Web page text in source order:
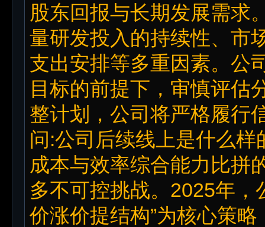
股东回报与长期发展需求
量研发投入的持续性、市
支出安排等多重因素。公
目标的前提下，审慎评估
整计划，公司将严格履行
问:公司后续线上是什么
成本与效率综合能力比拼
多不可控挑战。2025年，
价涨价提结构”为核心策